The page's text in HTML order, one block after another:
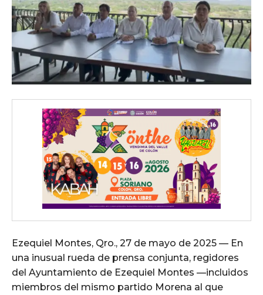
Ezequiel Montes, Qro., 27 de mayo de 2025 — En
una inusual rueda de prensa conjunta, regidores
del Ayuntamiento de Ezequiel Montes —incluidos
miembros del mismo partido Morena al que